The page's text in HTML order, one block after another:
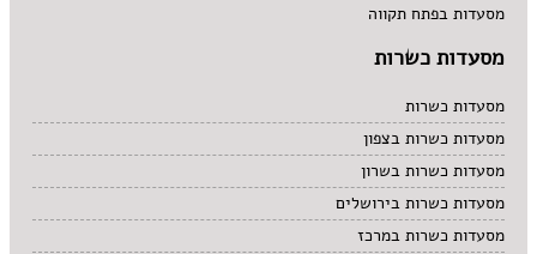
מסעדות בפתח תקווה
מסעדות כשרות
מסעדות כשרות
מסעדות כשרות בצפון
מסעדות כשרות בשרון
מסעדות כשרות בירושלים
מסעדות כשרות במרכז